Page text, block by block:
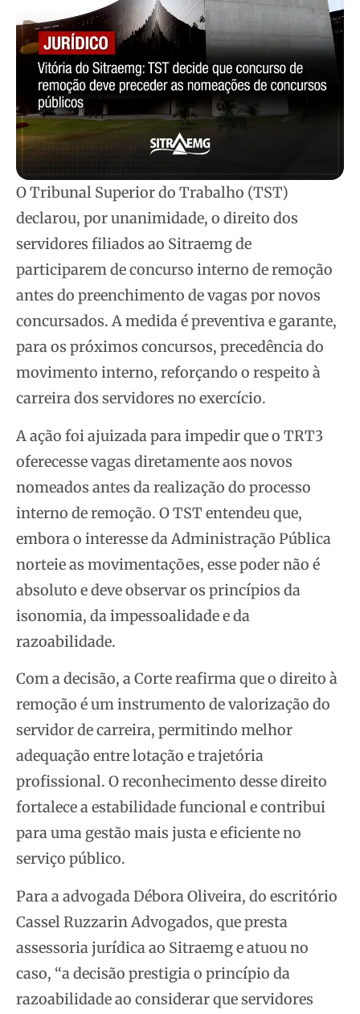
O Tribunal Superior do Trabalho (TST)
declarou, por unanimidade, o direito dos
servidores filiados ao Sitraemg de
participarem de concurso interno de remoção
antes do preenchimento de vagas por novos
concursados. A medida é preventiva e garante,
para os próximos concursos, precedência do
movimento interno, reforçando o respeito à
carreira dos servidores no exercício.
A ação foi ajuizada para impedir que o TRT3
oferecesse vagas diretamente aos novos
nomeados antes da realização do processo
interno de remoção. O TST entendeu que,
embora o interesse da Administração Pública
norteie as movimentações, esse poder não é
absoluto e deve observar os princípios da
isonomia, da impessoalidade e da
razoabilidade.
Com a decisão, a Corte reafirma que o direito à
remoção é um instrumento de valorização do
servidor de carreira, permitindo melhor
adequação entre lotação e trajetória
profissional. O reconhecimento desse direito
fortalece a estabilidade funcional e contribui
para uma gestão mais justa e eficiente no
serviço público.
Para a advogada Débora Oliveira, do escritório
Cassel Ruzzarin Advogados, que presta
assessoria jurídica ao Sitraemg e atuou no
caso, “a decisão prestigia o princípio da
razoabilidade ao considerar que servidores